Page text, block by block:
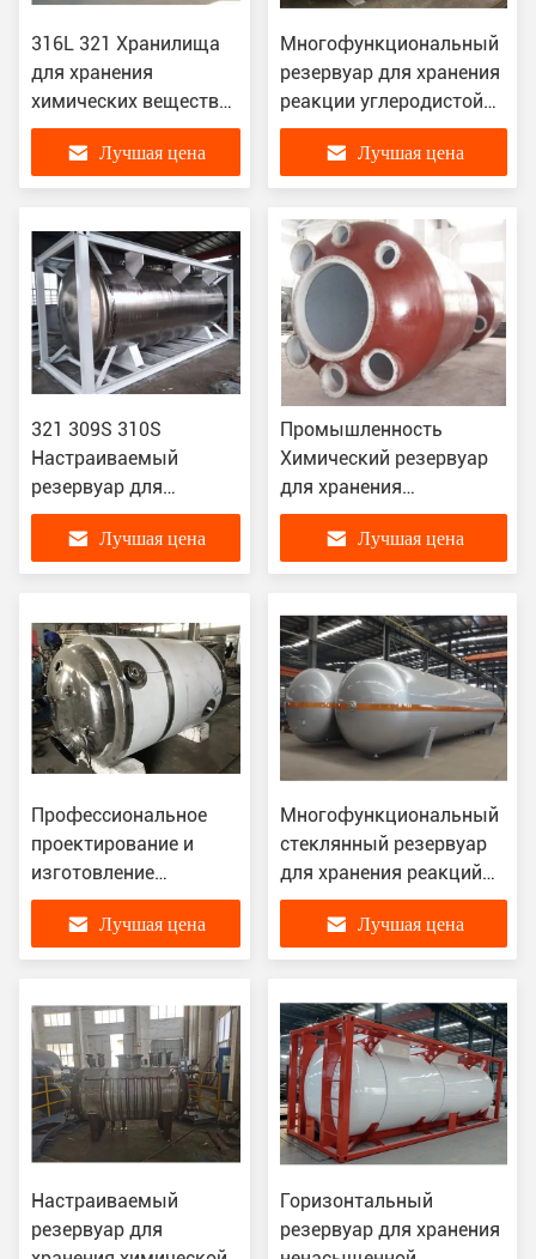
316L 321 Хранилища
для хранения
химических веществ
для реакции
Хранилища для
хранения
Лучшая цена
Многофункциональный
резервуар для хранения
реакции углеродистой
стали для химической
смоловой установки
Лучшая цена
321 309S 310S
Настраиваемый
резервуар для
хранения реакции с
стеклянной
облицовкой из
для химических
заводов
Лучшая цена
Промышленность
Химический резервуар
для хранения
Конструкция
настраиваемая Функция
и мощность
Лучшая цена
Профессиональное
проектирование и
изготовление
стеклянного
резервуара для
хранения смол
Лучшая цена
Многофункциональный
стеклянный резервуар
для хранения реакций
для химической
промышленности
Лучшая цена
Настраиваемый
резервуар для
Горизонтальный
резервуар для хранения